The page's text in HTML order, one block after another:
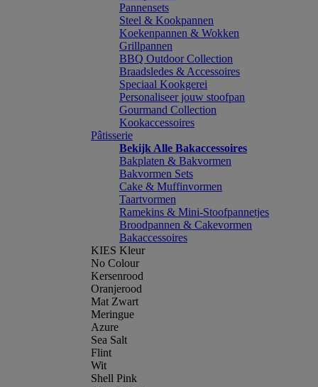
Pannensets
Steel & Kookpannen
Koekenpannen & Wokken
Grillpannen
BBQ Outdoor Collection
Braadsledes & Accessoires
Speciaal Kookgerei
Personaliseer jouw stoofpan
Gourmand Collection
Kookaccessoires
Pâtisserie
Bekijk Alle Bakaccessoires
Bakplaten & Bakvormen
Bakvormen Sets
Cake & Muffinvormen
Taartvormen
Ramekins & Mini-Stoofpannetjes
Broodpannen & Cakevormen
Bakaccessoires
KIES Kleur
No Colour
Kersenrood
Oranjerood
Mat Zwart
Meringue
Azure
Sea Salt
Flint
Wit
Shell Pink